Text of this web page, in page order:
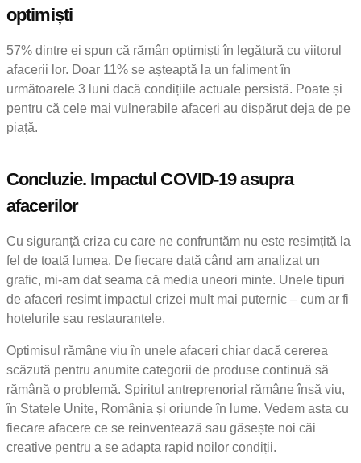
optimiști
57% dintre ei spun că rămân optimiști în legătură cu viitorul
afacerii lor. Doar 11% se așteaptă la un faliment în
următoarele 3 luni dacă condițiile actuale persistă. Poate și
pentru că cele mai vulnerabile afaceri au dispărut deja de pe
piață.
Concluzie. Impactul COVID-19 asupra
afacerilor
Cu siguranță criza cu care ne confruntăm nu este resimțită la
fel de toată lumea. De fiecare dată când am analizat un
grafic, mi-am dat seama că media uneori minte. Unele tipuri
de afaceri resimt impactul crizei mult mai puternic – cum ar fi
hotelurile sau restaurantele.
Optimisul rămâne viu în unele afaceri chiar dacă cererea
scăzută pentru anumite categorii de produse continuă să
rămână o problemă. Spiritul antreprenorial rămâne însă viu,
în Statele Unite, România și oriunde în lume. Vedem asta cu
fiecare afacere ce se reinventează sau găsește noi căi
creative pentru a se adapta rapid noilor condiții.